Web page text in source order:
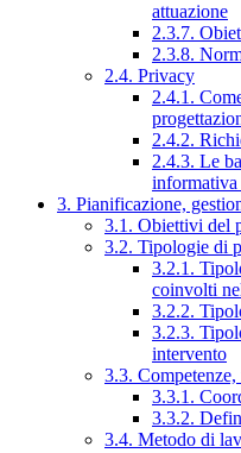
attuazione
2.3.7.
2.3.8.
2.4. Privacy
2.4.1.
2.4.2.
2.4.3. Le
3. Pianificazione,
3.1. Obiettivi del
3.2. Tipologie di
3.2.1.
coinvolti
3.2.2.
3.2.3.
intervento
3.3.
3.3.1.
3.3.2.
3.4. Metodo di